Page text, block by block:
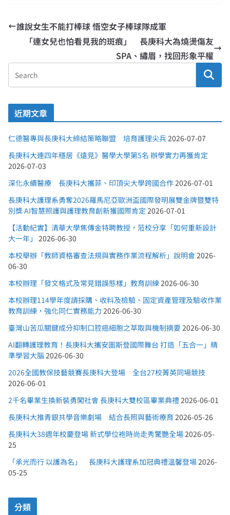
誰說女生不能打棒球 悟空女子棒球隊成軍
「連女兒也怕看見我的斑痕」 長庚科大為燒燙傷友
SPA、繡眉，找回形象平權
近期文章
仁德醫專與長庚科大締結策略聯盟 培育護理尖兵2026-07-07
長庚科大連四年穩居《遠見》醫學大學第5名 辦學實力再獲肯定
2026-07-03
深化永續醫療 長庚科大攜菲、印頂尖大學跨國合作2026-07-01
長庚科大護理系勇奪2026羅馬尼亞歐洲盃國際發明展雙金牌暨雙特
別獎 AI智慧照護與護理教育創新獲國際肯定 2026-07-01
【活動紀實】清華大學焦傳金特聘教授，蒞校分享「如何重新設計
大一年」 2026-06-30
本校舉辦「教師資格審查法規與實務作業流程解析」說明會2026-
06-30
本校辦理「發文格式及常見錯誤態樣」教育訓練2026-06-30
本校辦理114學年度請採購、收料及檢驗、固定資產管理及驗收作業
教育訓練，強化同仁實務能力 2026-06-30
臺灣山苦瓜關鍵成分抑制口腔癌細胞之萃取與機制摘要2026-06-30
AI翻轉護理教育！長庚科大攜安圖斯登國際舞台 打造「五合一」精
準學習大腦 2026-06-30
2026全國教保技藝競賽長庚科大登場 全台27校菁英同場競技
2026-06-01
2千名畢業生換新裝勇闖社會 長庚科大雙校區畢業典禮2026-06-01
長庚科大推青銀共學音樂劇場 結合長照與藝術療育 2026-05-26
長庚科大38週年校慶登場 新式學位袍時尚走秀驚艷全場2026-05-
25
「承光而行 以護為名」 長庚科大護理系加冠典禮溫馨登場2026-
05-25
分類